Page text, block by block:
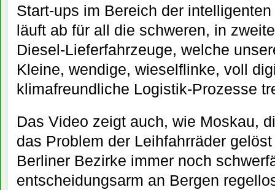
Start-ups im Bereich der
läuft ab für all die schweren, in
Diesel-Lieferfahrzeuge, welche
Kleine, wendige, wieselflinke, voll
klimafreundliche Logistik-Prozesse
Das Video zeigt auch, wie Moskau,
das Problem der Leihfahrräder
Berliner Bezirke immer noch
entscheidungsarm an Bergen